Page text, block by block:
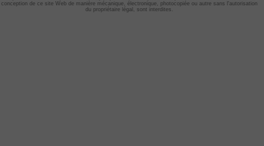
conception de ce site Web de manière mécanique, électronique, photocopiée ou autre sans l'autorisation
du propriétaire légal, sont interdites.